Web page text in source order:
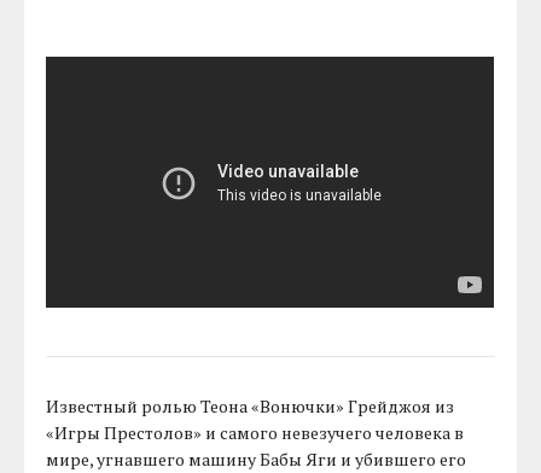
Известный ролью Теона «Вонючки» Грейджоя из
«Игры Престолов» и самого невезучего человека в
мире, угнавшего машину Бабы Яги и убившего его